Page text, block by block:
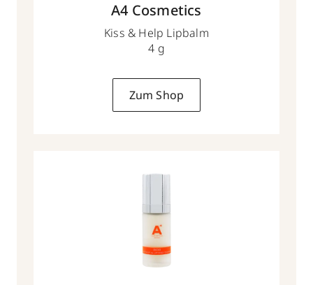
A4 Cosmetics
Kiss & Help Lipbalm
4 g
Zum Shop